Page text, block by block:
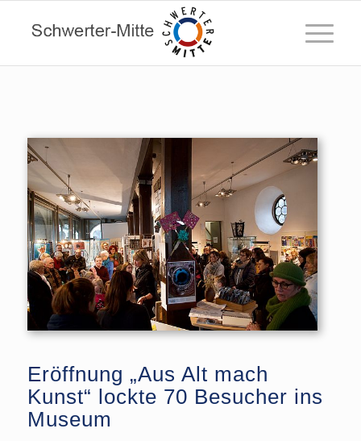
Eröffnung „Aus Alt mach
Kunst“ lockte 70 Besucher ins
Museum